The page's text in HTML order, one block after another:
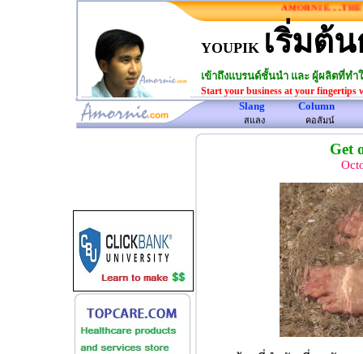
AMORNIE.....THE
YOUPIK เริ่มต้
เข้าถึงแบรนด์ชั้นนำ และ ผู้ผลิตที่ท
Start your business at your fingertips
www.amornie.com> Slang Column
สแลง คอลัมน์
Get